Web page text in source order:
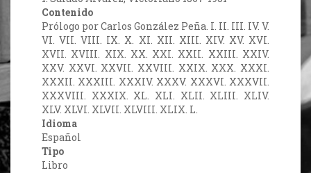
Contenido
Prólogo por Carlos González Peña. I. II. III. IV. V.
VI. VII. VIII. IX. X. XI. XII. XIII. XIV. XV. XVI.
XVII. XVIII. XIX. XX. XXI. XXII. XXIII. XXIV.
XXV. XXVI. XXVII. XXVIII. XXIX. XXX. XXXI.
XXXII. XXXIII. XXXIV. XXXV. XXXVI. XXXVII.
XXXVIII. XXXIX. XL. XLI. XLII. XLIII. XLIV.
XLV. XLVI. XLVII. XLVIII. XLIX. L.
Idioma
Español
Tipo
Libro